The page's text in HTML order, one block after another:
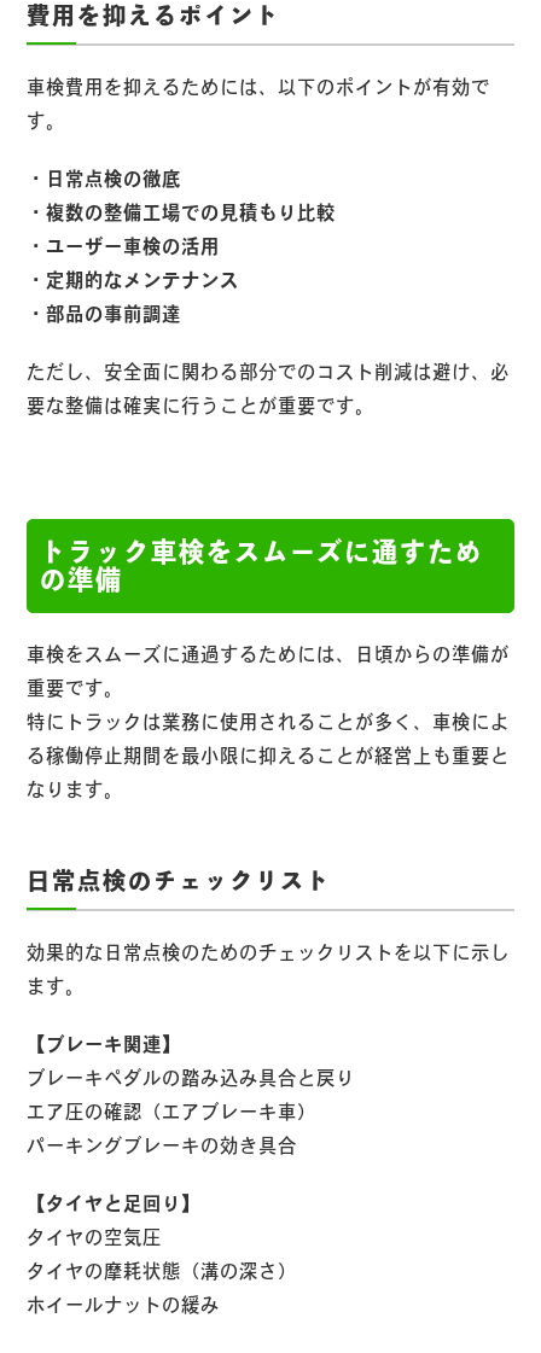
費用を抑えるポイント
車検費用を抑えるためには、以下のポイントが有効で
す。
・日常点検の徹底
・複数の整備工場での見積もり比較
・ユーザー車検の活用
・定期的なメンテナンス
・部品の事前調達
ただし、安全面に関わる部分でのコスト削減は避け、必
要な整備は確実に行うことが重要です。
トラック車検をスムーズに通すため
の準備
車検をスムーズに通過するためには、日頃からの準備が
重要です。
特にトラックは業務に使用されることが多く、車検によ
る稼働停止期間を最小限に抑えることが経営上も重要と
なります。
日常点検のチェックリスト
効果的な日常点検のためのチェックリストを以下に示し
ます。
【ブレーキ関連】
ブレーキペダルの踏み込み具合と戻り
エア圧の確認（エアブレーキ車）
パーキングブレーキの効き具合
【タイヤと足回り】
タイヤの空気圧
タイヤの摩耗状態（溝の深さ）
ホイールナットの緩み